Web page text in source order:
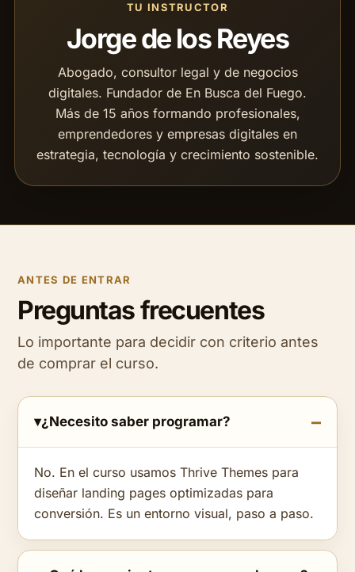
TU INSTRUCTOR
Jorge de los Reyes
Abogado, consultor legal y de negocios
digitales. Fundador de En Busca del Fuego.
Más de 15 años formando profesionales,
emprendedores y empresas digitales en
estrategia, tecnología y crecimiento sostenible.
ANTES DE ENTRAR
Preguntas frecuentes
Lo importante para decidir con criterio antes
de comprar el curso.
¿Necesito saber programar?
No. En el curso usamos Thrive Themes para
diseñar landing pages optimizadas para
conversión. Es un entorno visual, paso a paso.